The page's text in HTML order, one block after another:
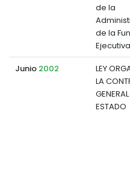
de la
de la
Ejecutiva
Junio 2002
LEY
LA
ESTADO